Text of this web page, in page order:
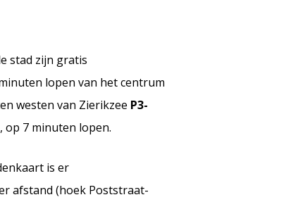
stad zijn gratis
lopen van het centrum
westen van Zierikzee P3-
, op 7 minuten lopen.
is er
afstand (hoek Poststraat-